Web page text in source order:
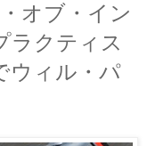
オブ・イン
クティス
ウィル・パ